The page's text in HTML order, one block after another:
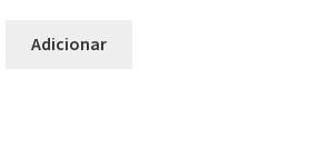
Adicionar